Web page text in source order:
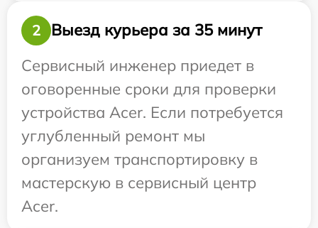
2
Выезд курьера за 35 минут
Сервисный инженер приедет в
оговоренные сроки для проверки
устройства Acer. Если потребуется
углубленный ремонт мы
организуем транспортировку в
мастерскую в сервисный центр
Acer.